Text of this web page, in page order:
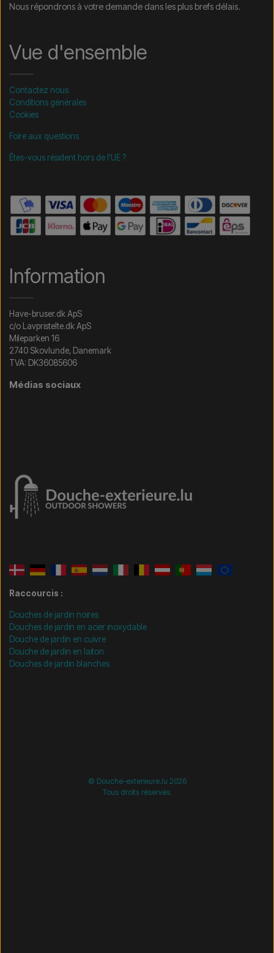
Nous répondrons à votre demande dans les plus brefs délais.
Vue d'ensemble
Contactez nous
Conditions générales
Cookies
Foire aux questions
Êtes-vous résident hors de l'UE ?
Information
Have-bruser.dk ApS
c/o Lavpristelte.dk ApS
Mileparken 16
2740 Skovlunde, Danemark
TVA: DK36085606
Médias sociaux
Raccourcis :
Douches de jardin noires
Douches de jardin en acier inoxydable
Douche de jardin en cuivre
Douche de jardin en laiton
Douches de jardin blanches
© Douche-exterieure.lu 2026
Tous droits réservés.